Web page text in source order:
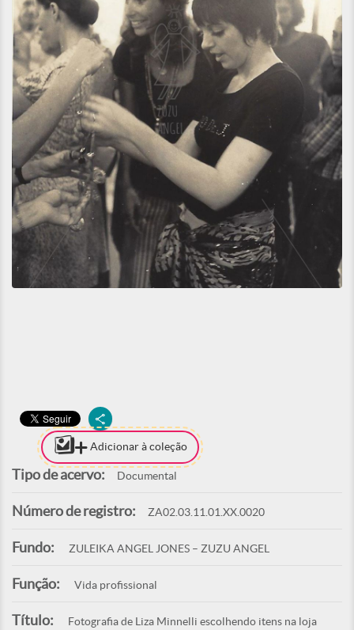
Adicionar à coleção
Tipo de acervo: Documental
Número de registro: ZA02.03.11.01.XX.0020
Fundo: ZULEIKA ANGEL JONES – ZUZU ANGEL
Função: Vida profissional
Título:
Fotografia de Liza Minnelli escolhendo itens na loja